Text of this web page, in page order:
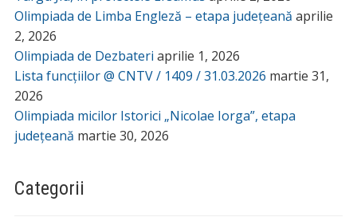
Olimpiada de Limba Engleză – etapa județeană aprilie
2, 2026
Olimpiada de Dezbateri aprilie 1, 2026
Lista funcțiilor @ CNTV / 1409 / 31.03.2026 martie 31,
2026
Olimpiada micilor Istorici „Nicolae Iorga”, etapa
județeană martie 30, 2026
Categorii